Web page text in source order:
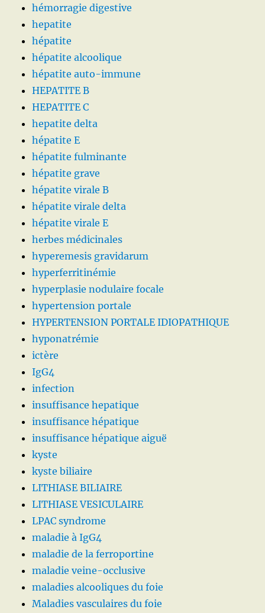
hémorragie digestive
hepatite
hépatite
hépatite alcoolique
hépatite auto-immune
HEPATITE B
HEPATITE C
hepatite delta
hépatite E
hépatite fulminante
hépatite grave
hépatite virale B
hépatite virale delta
hépatite virale E
herbes médicinales
hyperemesis gravidarum
hyperferritinémie
hyperplasie nodulaire focale
hypertension portale
HYPERTENSION PORTALE IDIOPATHIQUE
hyponatrémie
ictère
IgG4
infection
insuffisance hepatique
insuffisance hépatique
insuffisance hépatique aiguë
kyste
kyste biliaire
LITHIASE BILIAIRE
LITHIASE VESICULAIRE
LPAC syndrome
maladie à IgG4
maladie de la ferroportine
maladie veine-occlusive
maladies alcooliques du foie
Maladies vasculaires du foie